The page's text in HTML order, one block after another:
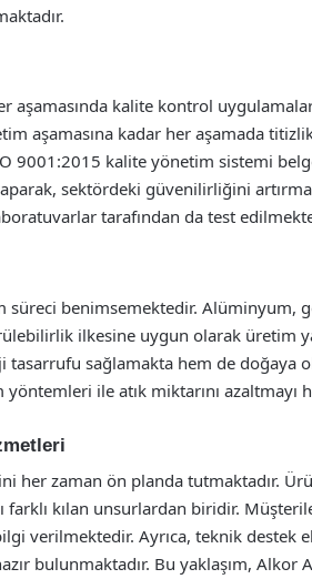
kalite kontrol
aşamasına kadar her aşamada
9001:2015 kalite yönetim sistemi
sektördeki güvenilirliğini
tarafından da test
benimsemektedir. Alüminyum,
ilkesine uygun olarak üretim
sağlamakta hem de doğaya
ile atık miktarını azaltmayı
her zaman ön planda tutmaktadır.
farklı kılan unsurlardan biridir.
verilmektedir. Ayrıca, teknik destek
bulunmaktadır. Bu yaklaşım, Alkor